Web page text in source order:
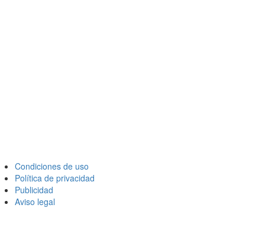
Condiciones de uso
Política de privacidad
Publicidad
Aviso legal